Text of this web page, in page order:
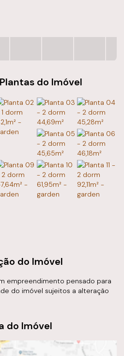
do Imóvel
do Imóvel
empreendimento pensado para
do imóvel sujeitos a alteração
do Imóvel